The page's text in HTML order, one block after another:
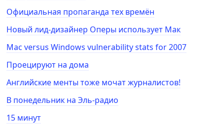
Официальная пропаганда тех времён
Новый лид-дизайнер Оперы использует Мак
Mac versus Windows vulnerability stats for 2007
Проецируют на дома
Английские менты тоже мочат журналистов!
В понедельник на Эль-радио
15 минут